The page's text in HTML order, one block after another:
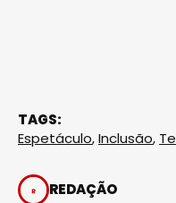
TAGS:
Espetáculo,Inclusão,
REDAÇÃO